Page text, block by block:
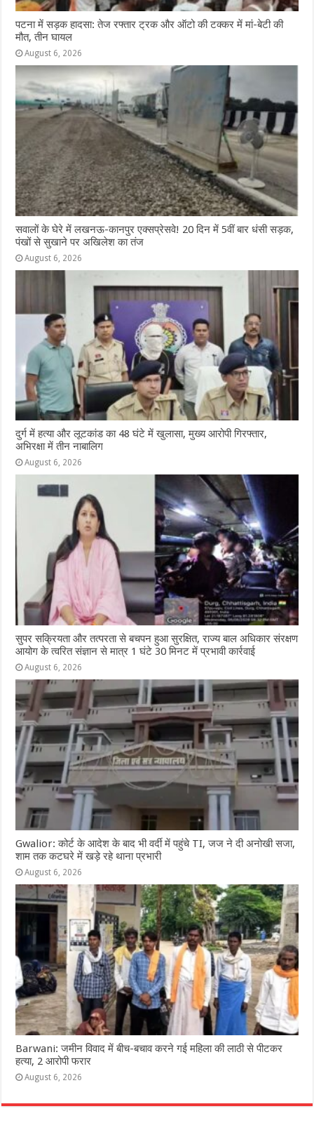
पटना में सड़क हादसा: तेज रफ्तार ट्रक और ऑटो की टक्कर में मां-बेटी की
मौत, तीन घायल
August 6, 2026
सवालों के घेरे में लखनऊ-कानपुर एक्सप्रेसवे! 20 दिन में 5वीं बार धंसी सड़क,
पंखों से सुखाने पर अखिलेश का तंज
August 6, 2026
दुर्ग में हत्या और लूटकांड का 48 घंटे में खुलासा, मुख्य आरोपी गिरफ्तार,
अभिरक्षा में तीन नाबालिग
August 6, 2026
सुपर सक्रियता और तत्परता से बचपन हुआ सुरक्षित, राज्य बाल अधिकार संरक्षण
आयोग के त्वरित संज्ञान से मात्र 1 घंटे 30 मिनट में प्रभावी कार्रवाई
August 6, 2026
Gwalior: कोर्ट के आदेश के बाद भी वर्दी में पहुंचे TI, जज ने दी अनोखी सजा,
शाम तक कटघरे में खड़े रहे थाना प्रभारी
August 6, 2026
Barwani: जमीन विवाद में बीच-बचाव करने गई महिला की लाठी से पीटकर
हत्या, 2 आरोपी फरार
August 6, 2026